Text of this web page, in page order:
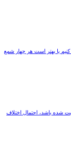
یا بهتر است هر چهار شمع
شده باشد، احتمال اختلاف